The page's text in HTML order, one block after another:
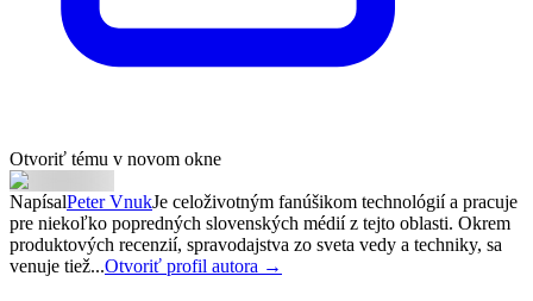
Otvoriť tému v novom okne
NapísalPeter VnukJe celoživotným fanúšikom technológií a pracuje
pre niekoľko popredných slovenských médií z tejto oblasti. Okrem
produktových recenzií, spravodajstva zo sveta vedy a techniky, sa
venuje tiež...Otvoriť profil autora →